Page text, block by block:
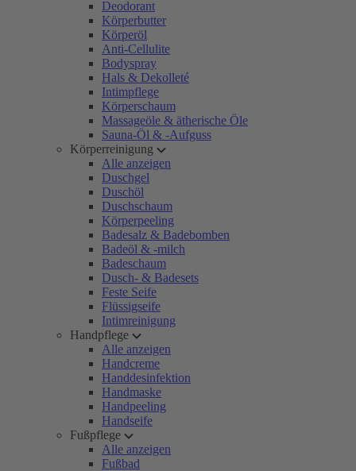
Deodorant
Körperbutter
Körperöl
Anti-Cellulite
Bodyspray
Hals & Dekolleté
Intimpflege
Körperschaum
Massageöle & ätherische Öle
Sauna-Öl & -Aufguss
Körperreinigung
Alle anzeigen
Duschgel
Duschöl
Duschschaum
Körperpeeling
Badesalz & Badebomben
Badeöl & -milch
Badeschaum
Dusch- & Badesets
Feste Seife
Flüssigseife
Intimreinigung
Handpflege
Alle anzeigen
Handcreme
Handdesinfektion
Handmaske
Handpeeling
Handseife
Fußpflege
Alle anzeigen
Fußbad